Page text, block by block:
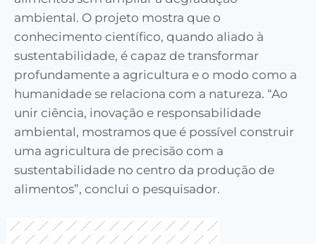
ambiental. O projeto mostra que o
conhecimento científico, quando aliado à
sustentabilidade, é capaz de transformar
profundamente a agricultura e o modo como a
humanidade se relaciona com a natureza. “Ao
unir ciência, inovação e responsabilidade
ambiental, mostramos que é possível construir
uma agricultura de precisão com a
sustentabilidade no centro da produção de
alimentos”, conclui o pesquisador.